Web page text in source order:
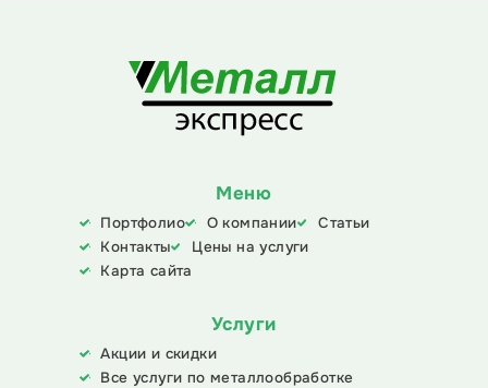
Меню
Портфолио О компании
Статьи
Контакты
Цены на услуги
Карта сайта
Услуги
Акции и скидки
Все услуги по металлообработке